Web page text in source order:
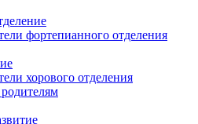
фортепианного отделения
хорового отделения